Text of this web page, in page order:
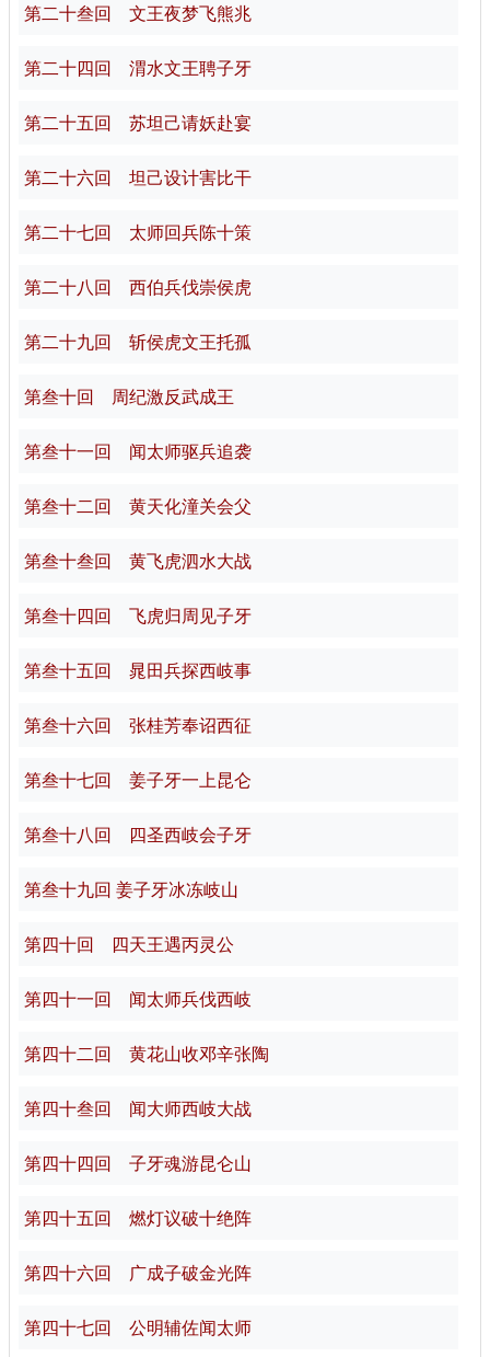
第二十叁回 文王夜梦飞熊兆
第二十四回 渭水文王聘子牙
第二十五回 苏坦己请妖赴宴
第二十六回 坦己设计害比干
第二十七回 太师回兵陈十策
第二十八回 西伯兵伐崇侯虎
第二十九回 斩侯虎文王托孤
第叁十回 周纪激反武成王
第叁十一回 闻太师驱兵追袭
第叁十二回 黄天化潼关会父
第叁十叁回 黄飞虎泗水大战
第叁十四回 飞虎归周见子牙
第叁十五回 晁田兵探西岐事
第叁十六回 张桂芳奉诏西征
第叁十七回 姜子牙一上昆仑
第叁十八回 四圣西岐会子牙
第叁十九回 姜子牙冰冻岐山
第四十回 四天王遇丙灵公
第四十一回 闻太师兵伐西岐
第四十二回 黄花山收邓辛张陶
第四十叁回 闻大师西岐大战
第四十四回 子牙魂游昆仑山
第四十五回 燃灯议破十绝阵
第四十六回 广成子破金光阵
第四十七回 公明辅佐闻太师